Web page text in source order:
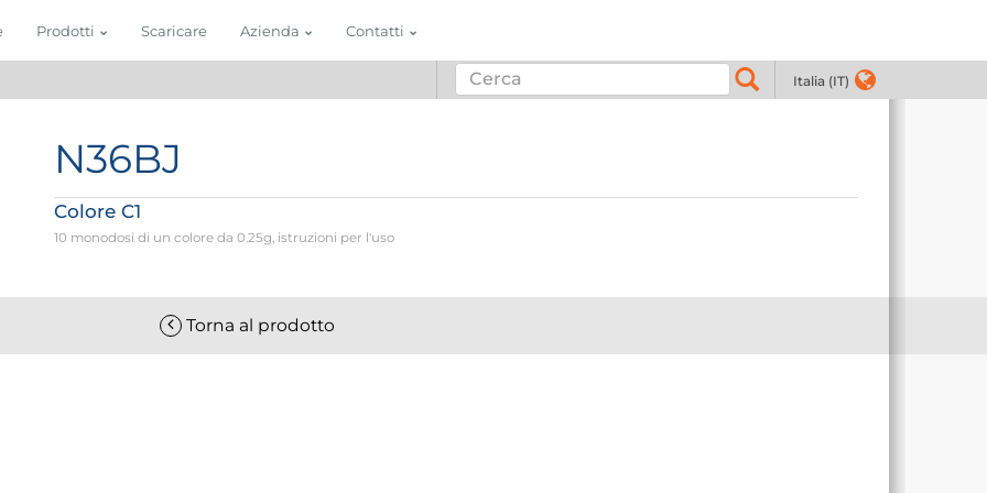
Prodotti Scaricare Azienda Contatti
Italia (IT)
N36BJ
Colore C1
10 monodosi di un colore da 0.25g, istruzioni per l'uso
Torna al prodotto